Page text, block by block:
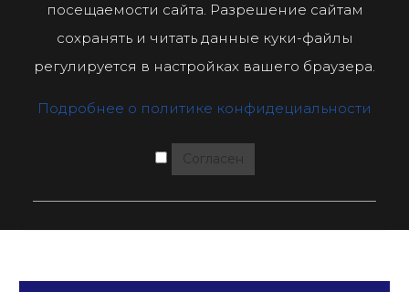
посещаемости сайта. Разрешение сайтам
сохранять и читать данные куки-файлы
регулируется в настройках вашего браузера.
Подробнее о политике конфидециальности
Согласен